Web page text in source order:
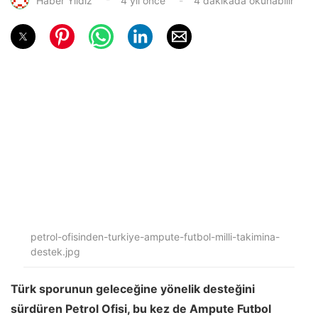
petrol-ofisinden-turkiye-ampute-futbol-milli-takimina-
destek.jpg
Türk sporunun geleceğine yönelik desteğini
sürdüren Petrol Ofisi, bu kez de Ampute Futbol